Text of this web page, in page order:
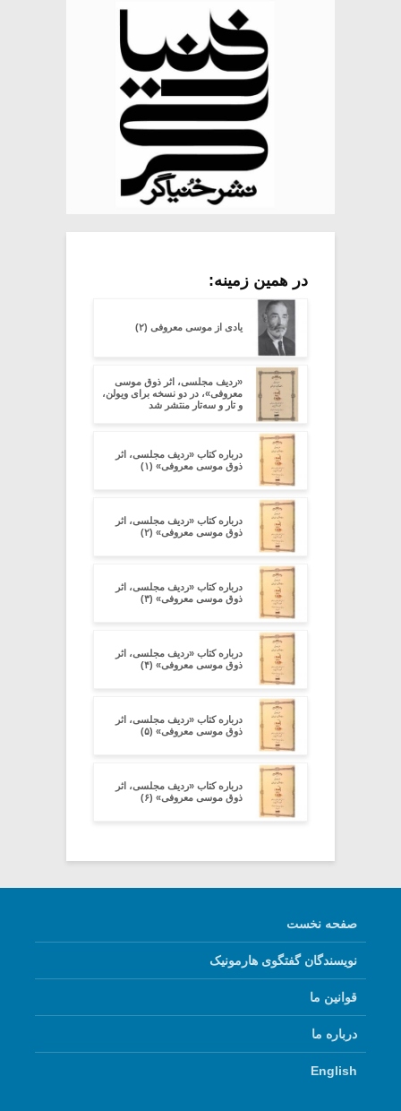
در همین زمینه:
یادی از موسی معروفی (۲)
«ردیف مجلسی، اثر ذوق موسی
معروفی»، در دو نسخه برای ویولن،
و تار و سه‌تار منتشر شد
درباره کتاب «ردیف مجلسی، اثر
ذوق موسی معروفی» (۱)
درباره کتاب «ردیف مجلسی، اثر
ذوق موسی معروفی» (۲)
درباره کتاب «ردیف مجلسی، اثر
ذوق موسی معروفی» (۳)
درباره کتاب «ردیف مجلسی، اثر
ذوق موسی معروفی» (۴)
درباره کتاب «ردیف مجلسی، اثر
ذوق موسی معروفی» (۵)
درباره کتاب «ردیف مجلسی، اثر
ذوق موسی معروفی» (۶)
صفحه نخست
نویسندگان گفتگوی هارمونیک
قوانین ما
درباره ما
English